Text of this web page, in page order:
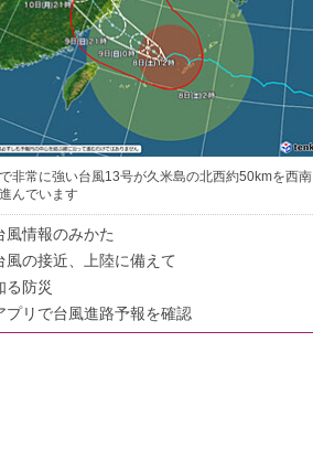
非常に強い台風13号が久米島の北西約50kmを西南
んでいます
風情報のみかた
風の接近、上陸に備えて
る防災
プリで台風進路予報を確認